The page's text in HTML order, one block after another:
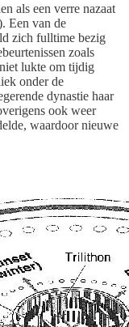
als een verre nazaat
Een van de
zich fulltime bezig
zoals
lukte om tijdig
onder de
dynastie haar
ook weer
waardoor nieuwe